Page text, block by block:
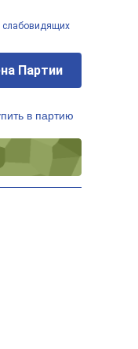
слабовидящих
Партии
в партию